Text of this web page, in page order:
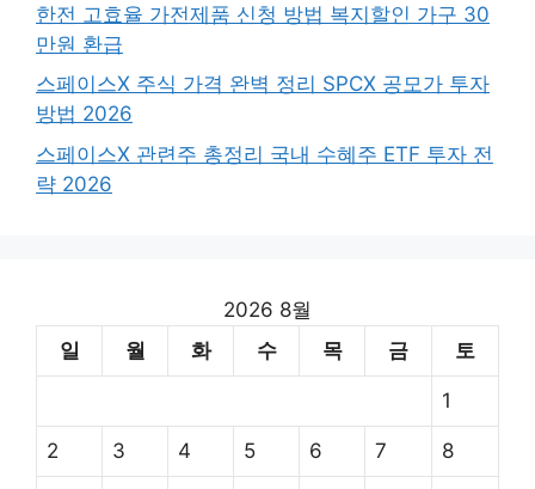
한전 고효율 가전제품 신청 방법 복지할인 가구 30
만원 환급
스페이스X 주식 가격 완벽 정리 SPCX 공모가 투자
방법 2026
스페이스X 관련주 총정리 국내 수혜주 ETF 투자 전
략 2026
2026 8월
일
월 화 수 목 금 토
1
2 3 4 5 6 7 8